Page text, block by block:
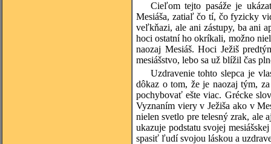
Cieľom tejto pasáže je
Mesiáša, zatiaľ čo tí, čo fyzicky
veľkňazi, ale ani zástupy, ba ani
hoci ostatní ho okríkali, možno
naozaj Mesiáš. Hoci Ježiš
mesiášstvo, lebo sa už blížil čas
Uzdravenie tohto slepca je
dôkaz o tom, že je naozaj tým,
pochybovať ešte viac. Grécke
Vyznaním viery v Ježiša ako v
nielen svetlo pre telesný zrak, ale
ukazuje podstatu svojej
spasiť ľudí svojou láskou a